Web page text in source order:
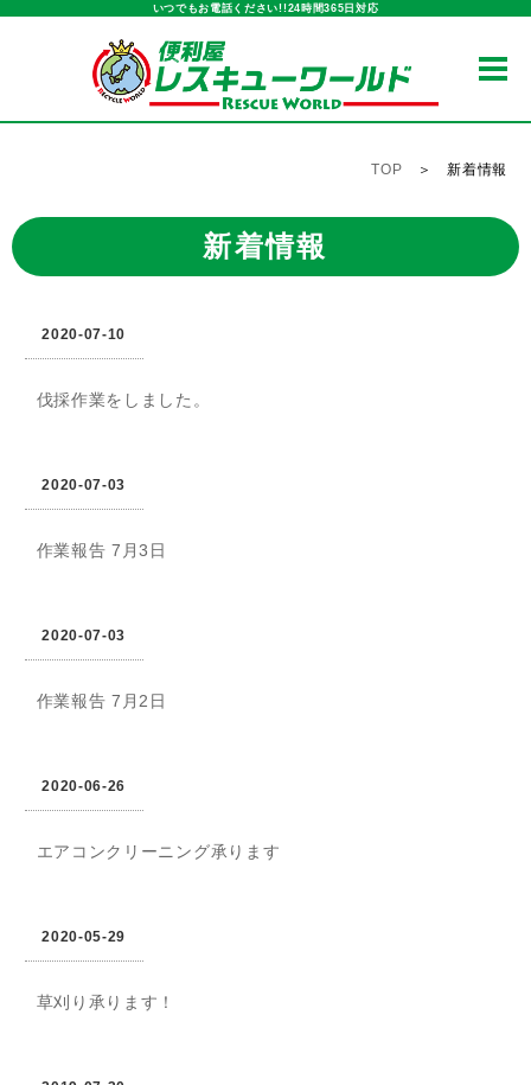
いつでもお電話ください!!24時間365日対応
TOP ＞ 新着情報
新着情報
2020-07-10
伐採作業をしました。
2020-07-03
作業報告 7月3日
2020-07-03
作業報告 7月2日
2020-06-26
エアコンクリーニング承ります
2020-05-29
草刈り承ります！